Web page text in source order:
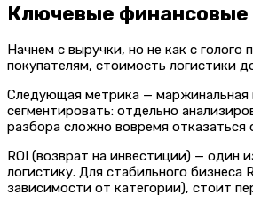
Ключевые финансовые
Начнем с выручки, но не как с
покупателям, стоимость логистики
Следующая метрика — маржинальная
сегментировать: отдельно
разбора сложно вовремя
ROI (возврат на инвестиции) — один
логистику. Для стабильного
зависимости от категории), стоит